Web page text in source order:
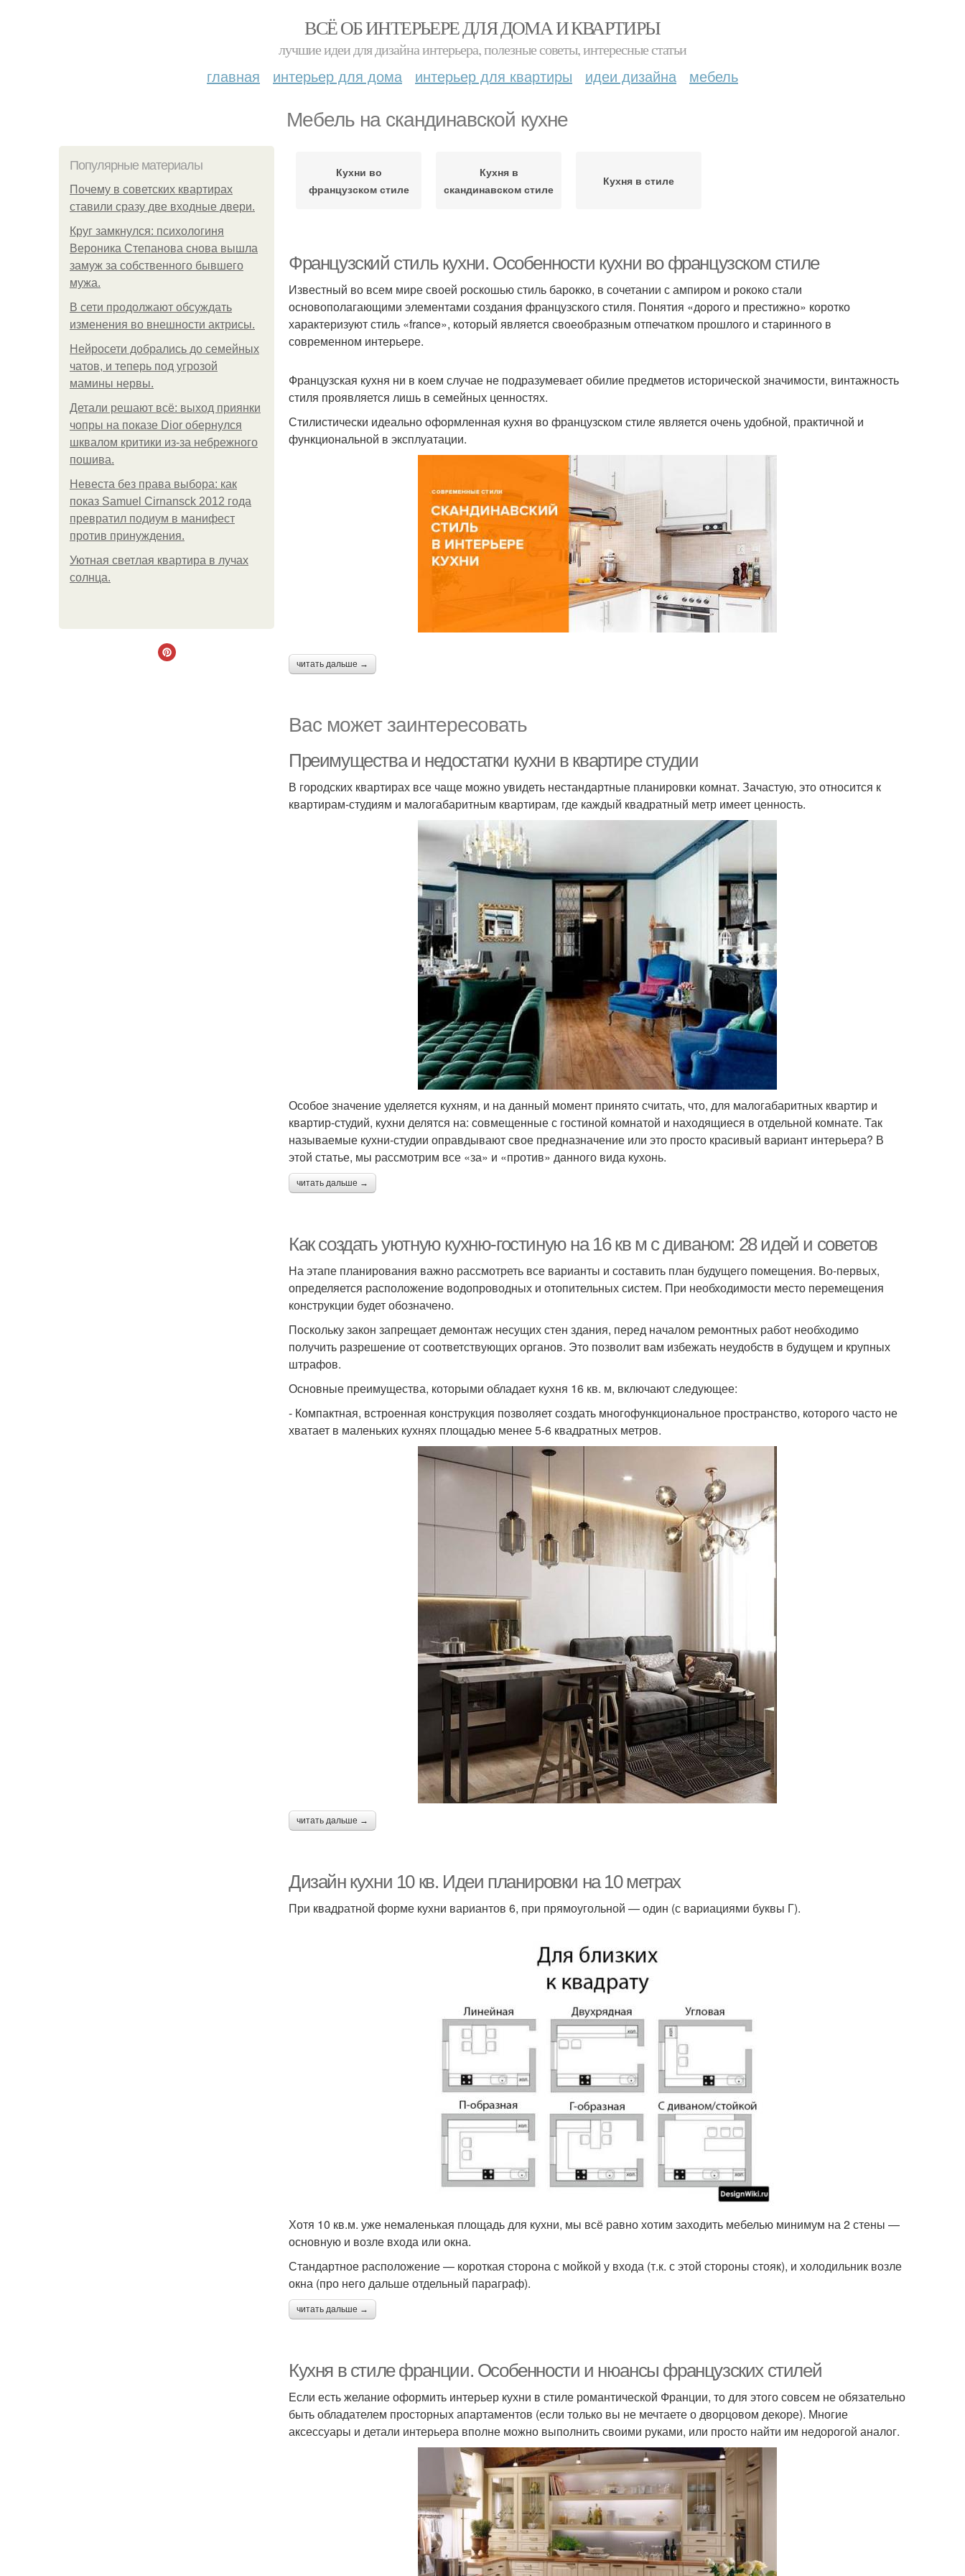
ВСЁ ОБ ИНТЕРЬЕРЕ ДЛЯ ДОМА И КВАРТИРЫ
лучшие идеи для дизайна интерьера, полезные советы, интересные статьи
главная интерьер для дома интерьер для квартиры идеи дизайна мебель
Мебель на скандинавской кухне
Популярные материалы
Почему в советских квартирах
ставили сразу две входные двери.
Круг замкнулся: психологиня
Вероника Степанова снова вышла
замуж за собственного бывшего
мужа.
В сети продолжают обсуждать
изменения во внешности актрисы.
Нейросети добрались до семейных
чатов, и теперь под угрозой
мамины нервы.
Детали решают всё: выход приянки
чопры на показе Dior обернулся
шквалом критики из-за небрежного
пошива.
Невеста без права выбора: как
показ Samuel Cirnansck 2012 года
превратил подиум в манифест
против принуждения.
Уютная светлая квартира в лучах
солнца.
Кухни во
французском стиле
Кухня в
скандинавском стиле
Кухня в стиле
Французский стиль кухни. Особенности кухни во французском стиле
Известный во всем мире своей роскошью стиль барокко, в сочетании с ампиром и рококо стали
основополагающими элементами создания французского стиля. Понятия «дорого и престижно» коротко
характеризуют стиль «france», который является своеобразным отпечатком прошлого и старинного в
современном интерьере.
Французская кухня ни в коем случае не подразумевает обилие предметов исторической значимости, винтажность
стиля проявляется лишь в семейных ценностях.
Стилистически идеально оформленная кухня во французском стиле является очень удобной, практичной и
функциональной в эксплуатации.
читать дальше →
Вас может заинтересовать
Преимущества и недостатки кухни в квартире студии
В городских квартирах все чаще можно увидеть нестандартные планировки комнат. Зачастую, это относится к
квартирам-студиям и малогабаритным квартирам, где каждый квадратный метр имеет ценность.
Особое значение уделяется кухням, и на данный момент принято считать, что, для малогабаритных квартир и
квартир-студий, кухни делятся на: совмещенные с гостиной комнатой и находящиеся в отдельной комнате. Так
называемые кухни-студии оправдывают свое предназначение или это просто красивый вариант интерьера? В
этой статье, мы рассмотрим все «за» и «против» данного вида кухонь.
читать дальше →
Как создать уютную кухню-гостиную на 16 кв м с диваном: 28 идей и советов
На этапе планирования важно рассмотреть все варианты и составить план будущего помещения. Во-первых,
определяется расположение водопроводных и отопительных систем. При необходимости место перемещения
конструкции будет обозначено.
Поскольку закон запрещает демонтаж несущих стен здания, перед началом ремонтных работ необходимо
получить разрешение от соответствующих органов. Это позволит вам избежать неудобств в будущем и крупных
штрафов.
Основные преимущества, которыми обладает кухня 16 кв. м, включают следующее:
- Компактная, встроенная конструкция позволяет создать многофункциональное пространство, которого часто не
хватает в маленьких кухнях площадью менее 5-6 квадратных метров.
читать дальше →
Дизайн кухни 10 кв. Идеи планировки на 10 метрах
При квадратной форме кухни вариантов 6, при прямоугольной — один (с вариациями буквы Г).
Хотя 10 кв.м. уже немаленькая площадь для кухни, мы всё равно хотим заходить мебелью минимум на 2 стены —
основную и возле входа или окна.
Стандартное расположение — короткая сторона с мойкой у входа (т.к. с этой стороны стояк), и холодильник возле
окна (про него дальше отдельный параграф).
читать дальше →
Кухня в стиле франции. Особенности и нюансы французских стилей
Если есть желание оформить интерьер кухни в стиле романтической Франции, то для этого совсем не обязательно
быть обладателем просторных апартаментов (если только вы не мечтаете о дворцовом декоре). Многие
аксессуары и детали интерьера вполне можно выполнить своими руками, или просто найти им недорогой аналог.